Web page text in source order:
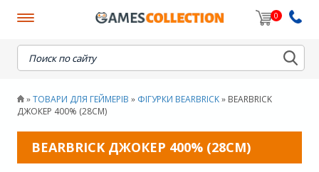
0
When autocomplete results are available use up and
» ТОВАРИ ДЛЯ ГЕЙМЕРІВ » ФІГУРКИ BEARBRICK » BEARBRICK
ДЖОКЕР 400% (28СМ)
BEARBRICK ДЖОКЕР 400% (28СМ)